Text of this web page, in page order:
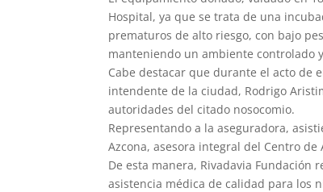
Hospital, ya que se trata de una
prematuros de alto riesgo, con bajo
manteniendo un ambiente controlado
Cabe destacar que durante el acto de
intendente de la ciudad, Rodrigo
autoridades del citado nosocomio.
Representando a la aseguradora,
Azcona, asesora integral del Centro de
De esta manera, Rivadavia Fundación
asistencia médica de calidad para los